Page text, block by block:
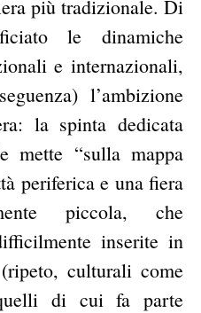
più tradizionale. Di
le dinamiche
e internazionali,
l’ambizione
la spinta dedicata
mette “sulla mappa
periferica e una fiera
piccola, che
inserite in
culturali come
di cui fa parte